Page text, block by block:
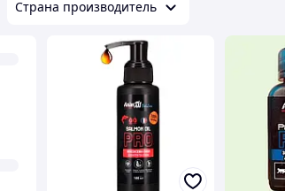
Страна производитель